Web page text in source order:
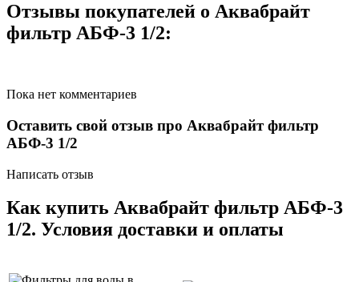
Отзывы покупателей о Аквабрайт
фильтр АБФ-3 1/2:
Пока нет комментариев
Оставить свой отзыв про Аквабрайт фильтр
АБФ-3 1/2
Написать отзыв
Как купить Аквабрайт фильтр АБФ-3
1/2. Условия доставки и оплаты